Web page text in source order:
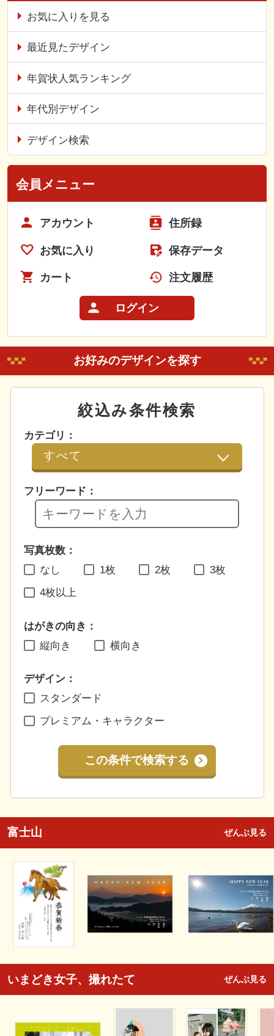
お気に入りを見る
最近見たデザイン
年賀状人気ランキング
年代別デザイン
デザイン検索
会員メニュー
アカウント 住所録
お気に入り 保存データ
カート 注文履歴
ログイン
お好みのデザインを探す
絞込み条件検索
カテゴリ：
フリーワード：
写真枚数：
なし
1枚 2枚 3枚
4枚以上
はがきの向き：
縦向き
横向き
デザイン：
スタンダード
プレミアム・キャラクター
この条件で検索する
富士山 ぜんぶ見る
いまどき女子、撮れたて ぜんぶ見る